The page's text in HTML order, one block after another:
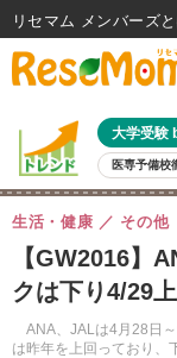
大学受験
医専予備校
親子で考える大学選び
共通テスト 夏休み
8月開催イベント・WS
自由研究教材（小学生向け）
【GW2016】
クは下り4/29
ANA、JALは4月28日
は昨年を上回っており、
生活・健康 その他
リセマム メンバーズ